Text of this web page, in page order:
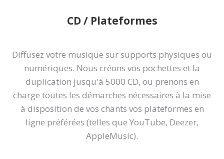
CD / Plateformes
Diffusez votre musique sur supports physiques ou
numériques. Nous créons vos pochettes et la
duplication jusqu'à 5000 CD, ou prenons en
charge toutes les démarches nécessaires à la mise
à disposition de vos chants vos plateformes en
ligne préférées (telles que YouTube, Deezer,
AppleMusic).